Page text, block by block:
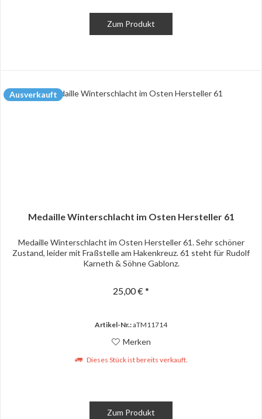
Zum Produkt
Ausverkauft
Medaille Winterschlacht im Osten Hersteller 61
Medaille Winterschlacht im Osten Hersteller 61. Sehr schöner
Zustand, leider mit Fraßstelle am Hakenkreuz. 61 steht für Rudolf
Karneth & Söhne Gablonz.
25,00 € *
Artikel-Nr.:aTM11714
Merken
Dieses Stück ist bereits verkauft.
Zum Produkt